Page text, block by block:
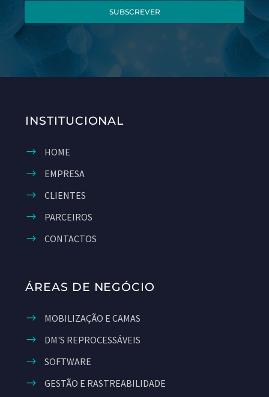
SUBSCREVER
INSTITUCIONAL
HOME
EMPRESA
CLIENTES
PARCEIROS
CONTACTOS
ÁREAS DE NEGÓCIO
MOBILIZAÇÃO E CAMAS
DM'S REPROCESSÁVEIS
SOFTWARE
GESTÃO E RASTREABILIDADE